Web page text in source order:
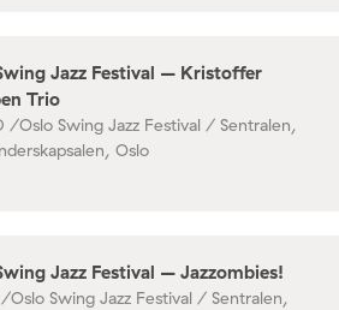
Jazz Festival – Kristoffer
Trio
/Oslo Swing Jazz Festival / Sentralen,
Oslo
Jazz Festival – Jazzombies!
/Oslo Swing Jazz Festival / Sentralen,